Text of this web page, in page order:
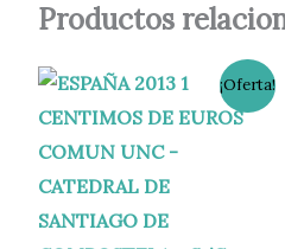
Productos
¡Oferta!
El
precio
original
era:
1,80 €.
El
precio
actual
es:
0,80 €.